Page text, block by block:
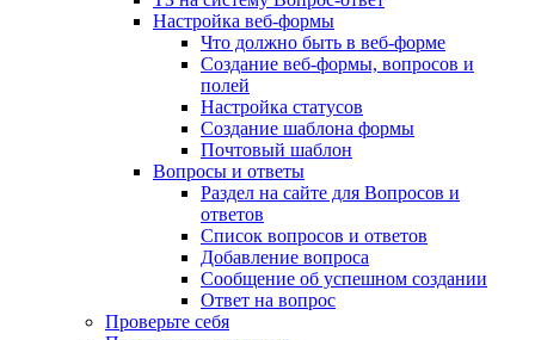
Настройка веб-формы
Что должно быть в веб-форме
Создание веб-формы, вопросов и
полей
Настройка статусов
Создание шаблона формы
Почтовый шаблон
Вопросы и ответы
Раздел на сайте для Вопросов и
ответов
Список вопросов и ответов
Добавление вопроса
Сообщение об успешном создании
Ответ на вопрос
Проверьте себя